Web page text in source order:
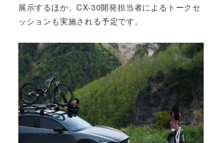
展示するほか、CX-30開発担当者によるトークセ
ッションも実施される予定です。